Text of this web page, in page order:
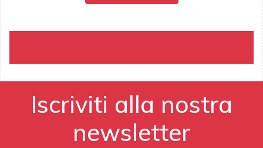
Iscriviti alla nostra
newsletter